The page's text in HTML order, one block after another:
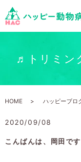
♬トリミン
HOME ハッピーブロ
2020/09/08
こんばんは、岡田で